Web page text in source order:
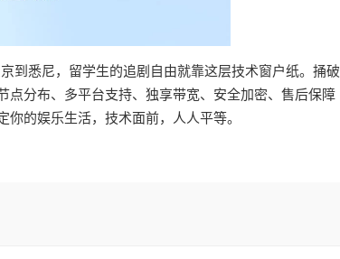
到悉尼，留学生的追剧自由就靠这层技术窗户纸。捅破
点分布、多平台支持、独享带宽、安全加密、售后保障
的娱乐生活，技术面前，人人平等。